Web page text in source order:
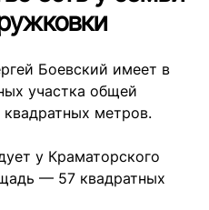
Боевский имеет в
участка общей
метров.
у Краматорского
— 57 квадратных